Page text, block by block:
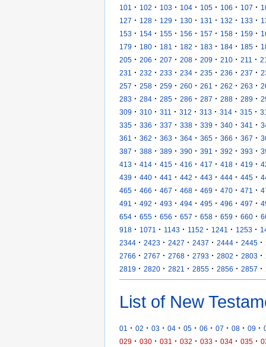
101
· 102 · 103 · 104 · 105 · 106 · 107 ·
127 · 128 · 129 · 130 · 131 · 132 · 133 ·
153 · 154 · 155 · 156 · 157 · 158 · 159 ·
179 · 180 · 181 · 182 · 183 · 184 · 185 ·
205 · 206 · 207 · 208 · 209 · 210 · 211 ·
231
· 232 · 233 · 234 · 235 · 236 · 237 ·
257 · 258 · 259 · 260 · 261 · 262 · 263 ·
283 · 284 · 285 · 286 · 287 · 288 · 289 ·
309 · 310 · 311 · 312 · 313 · 314 · 315 ·
335 · 336 · 337 · 338 · 339 · 340 · 341 ·
361
· 362 · 363 · 364 · 365 · 366 · 367 ·
387 · 388 · 389 · 390 · 391 · 392 · 393 ·
413 · 414 · 415 · 416 · 417 · 418 · 419 ·
439 · 440 · 441 · 442 · 443 · 444 · 445 ·
465 · 466 · 467 · 468 · 469 · 470 · 471 ·
491
· 492 · 493 · 494 · 495 · 496 · 497 ·
654 · 655 · 656 · 657 · 658 · 659 · 660 ·
918 · 1071 · 1143 · 1152 · 1241 · 1253 ·
2344 · 2423 · 2427 · 2437 · 2444 · 2445 ·
2766 · 2767 · 2768 · 2793 · 2802 · 2803 ·
2819 · 2820 · 2821 · 2855 · 2856 · 2857 ·
List of New
01 · 02 · 03 · 04 · 05 · 06 · 07 · 08 · 09 ·
029 · 030 · 031 · 032 · 033 · 034 · 035 ·